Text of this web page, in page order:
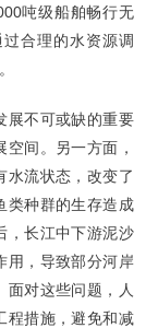
吨级船舶畅行无
合理的水资源调
不可或缺的重要
间。另一方面，
水流状态，改变了
类种群的生存造成
，长江中下游泥沙
用，导致部分河岸
面对这些问题，人
程措施，避免和减